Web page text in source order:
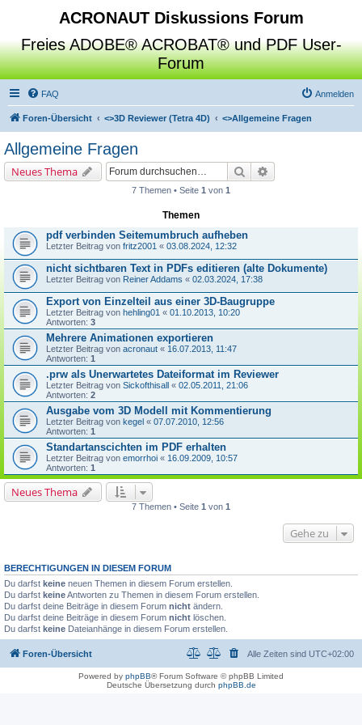
ACRONAUT Diskussions Forum
Freies ADOBE® ACROBAT® und PDF User-
Forum
FAQ Anmelden
Foren-Übersicht <>3D Reviewer (Tetra 4D) <>Allgemeine Fragen
Allgemeine Fragen
Neues Thema Suche
7 Themen • Seite 1 von 1
Themen
pdf verbinden Seitemumbruch aufheben
Letzter Beitrag von fritz2001 « 03.08.2024, 12:32
nicht sichtbaren Text in PDFs editieren (alte Dokumente)
Letzter Beitrag von Reiner Addams « 02.03.2024, 17:38
Export von Einzelteil aus einer 3D-Baugruppe
Letzter Beitrag von hehling01 « 01.10.2013, 10:20
Antworten: 3
Mehrere Animationen exportieren
Letzter Beitrag von acronaut « 16.07.2013, 11:47
Antworten: 1
.prw als Unerwartetes Dateiformat im Reviewer
Letzter Beitrag von Sickofthisall « 02.05.2011, 21:06
Antworten: 2
Ausgabe vom 3D Modell mit Kommentierung
Letzter Beitrag von kegel « 07.07.2010, 12:56
Antworten: 1
Standartanscichten im PDF erhalten
Letzter Beitrag von emorrhoi « 16.09.2009, 10:57
Antworten: 1
Neues Thema
7 Themen • Seite 1 von 1
Gehe zu
BERECHTIGUNGEN IN DIESEM FORUM
Du darfst keine neuen Themen in diesem Forum erstellen.
Du darfst keineAntworten zu Themen in diesem Forum erstellen.
Du darfst deine Beiträge in diesem Forum nicht ändern.
Du darfst deine Beiträge in diesem Forum nicht löschen.
Du darfst keine Dateianhänge in diesem Forum erstellen.
Foren-Übersicht Alle Zeiten sind UTC+02:00
Powered by phpBB® Forum Software © phpBB Limited
Deutsche Übersetzung durch phpBB.de